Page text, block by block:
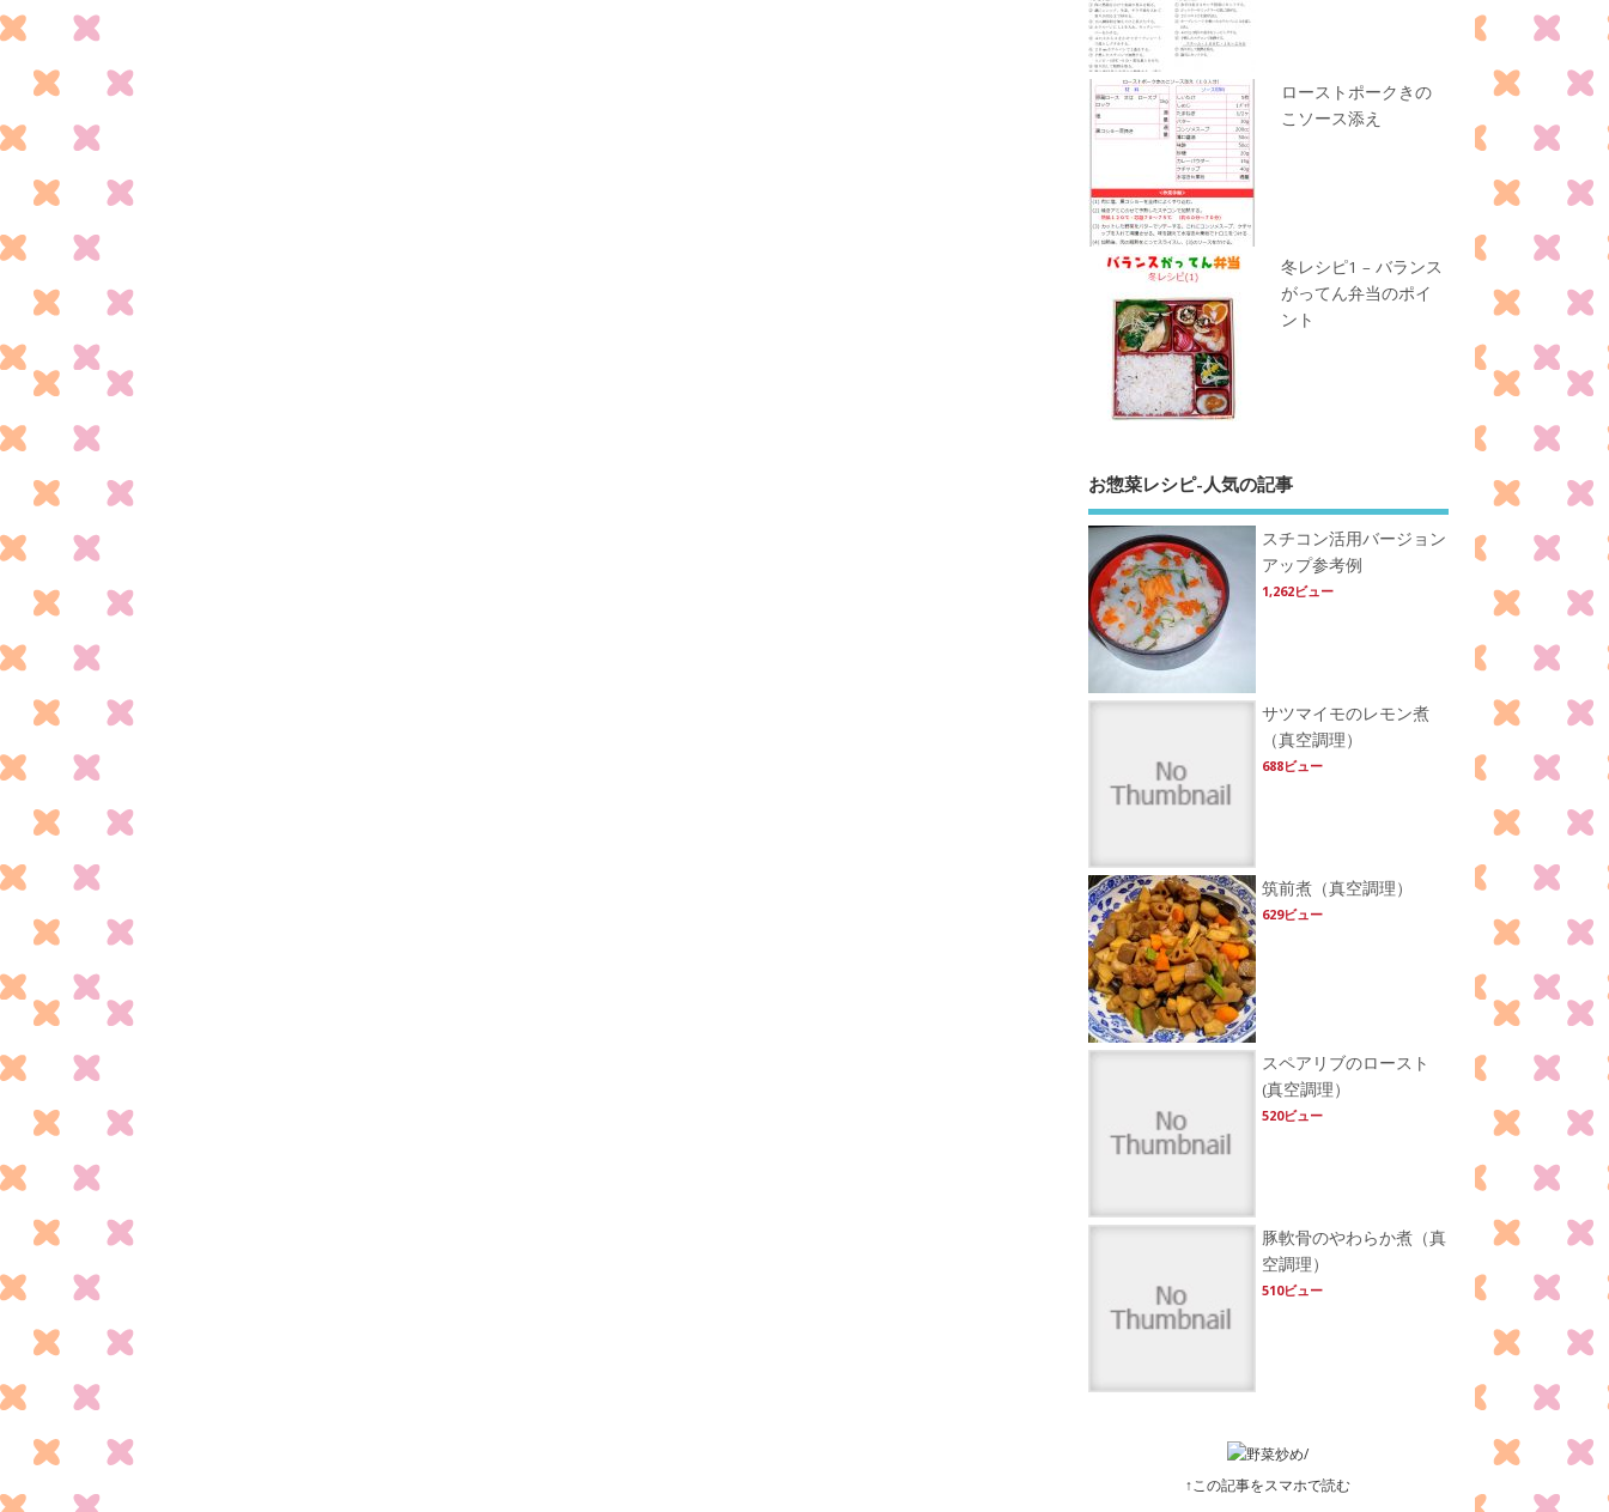
ローストポークきの
こソース添え
冬レシピ1 – バランス
がってん弁当のポイ
ント
お惣菜レシピ-人気の記事
スチコン活用バージョン
アップ参考例
1,262ビュー
サツマイモのレモン煮
（真空調理）
688ビュー
筑前煮（真空調理）
629ビュー
スペアリブのロースト
(真空調理）
520ビュー
豚軟骨のやわらか煮（真
空調理）
510ビュー
↑この記事をスマホで読む